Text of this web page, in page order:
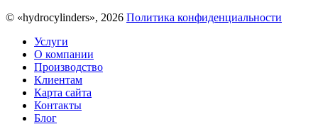
© «hydrocylinders», 2026 Политика конфиденциальности
Услуги
О компании
Производство
Клиентам
Карта сайта
Контакты
Блог